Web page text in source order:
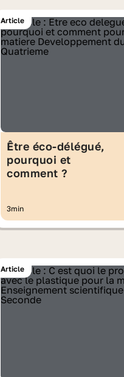
Article
Être éco-délégué,
pourquoi et
comment ?
3min
Article